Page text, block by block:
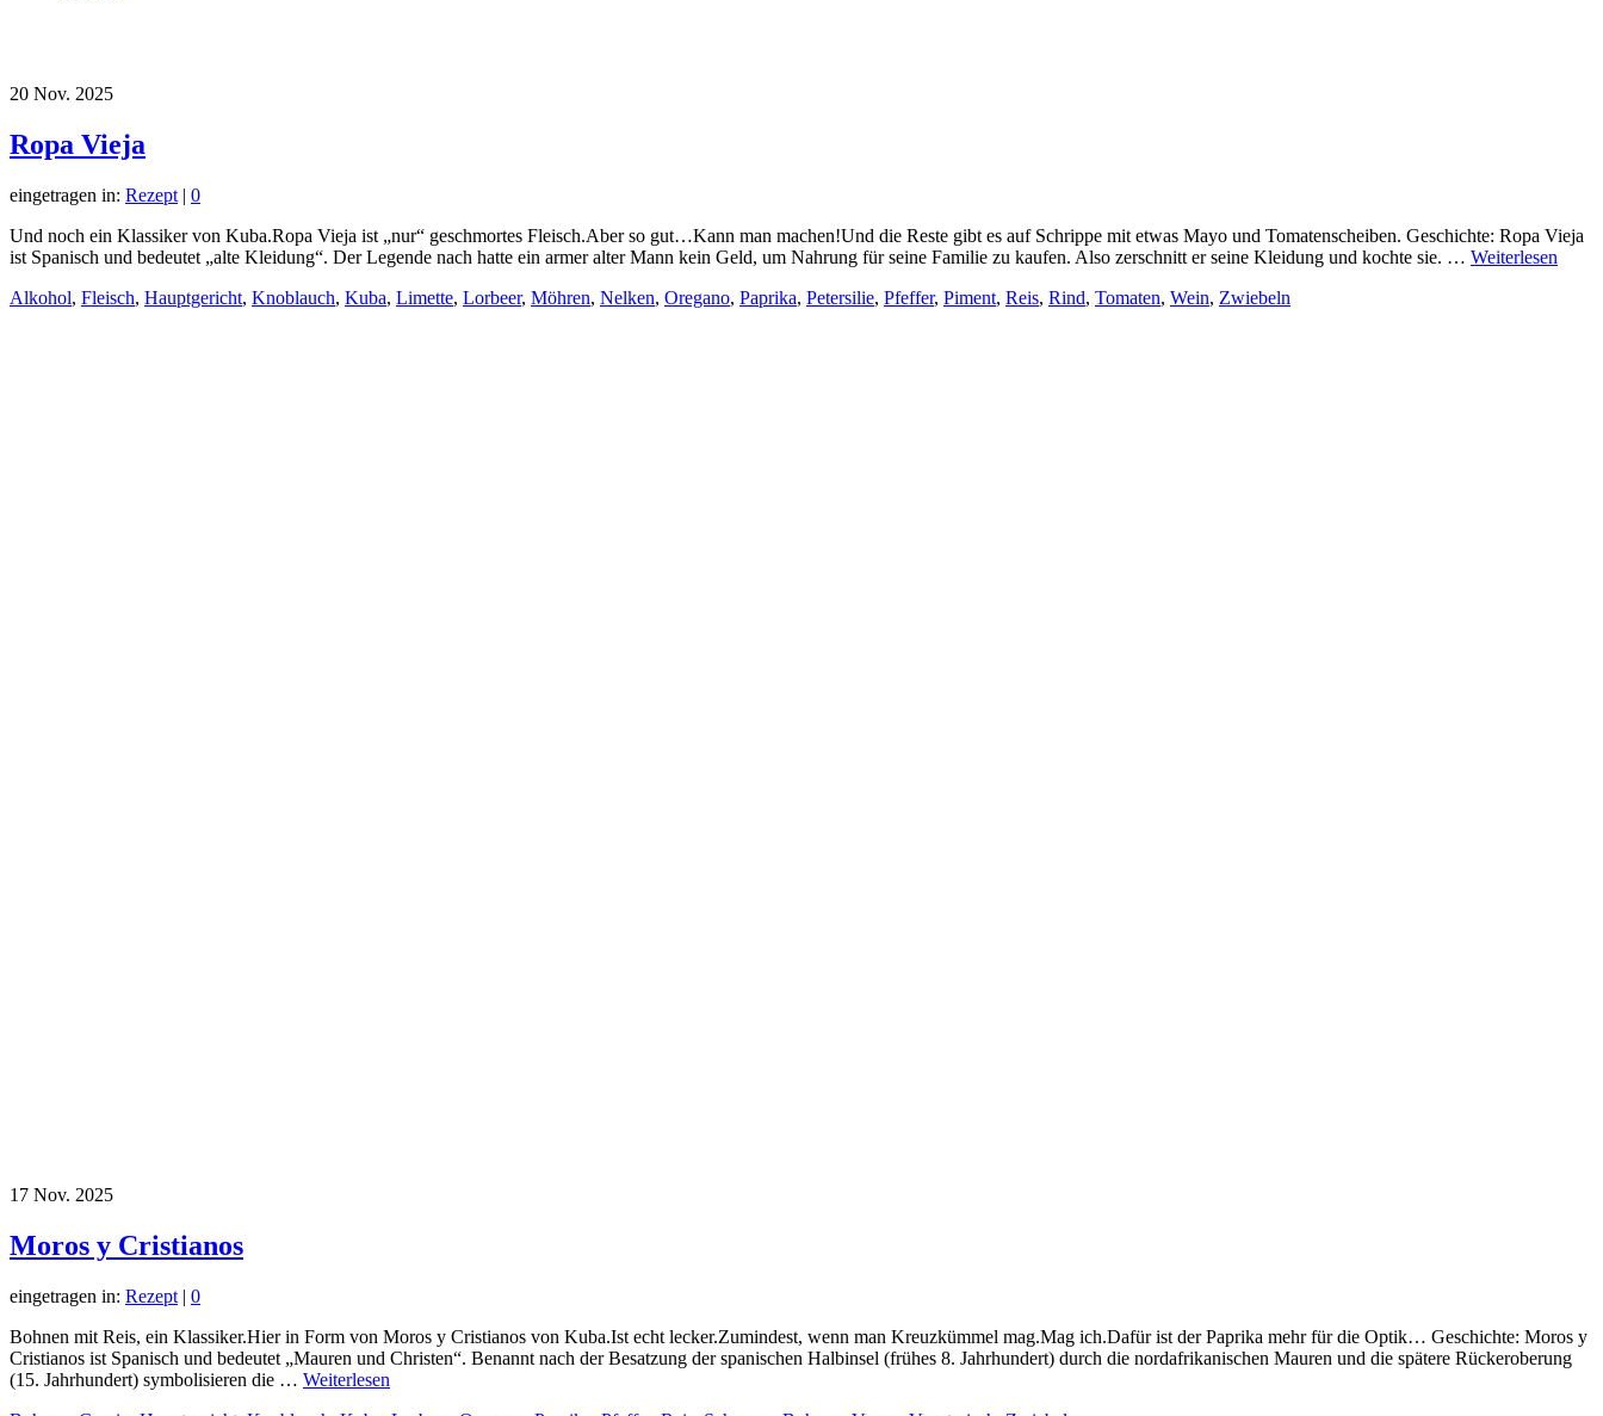
20 Nov. 2025
Ropa Vieja
eingetragen in: Rezept | 0
Und noch ein Klassiker von Kuba.Ropa Vieja ist „nur“ geschmortes Fleisch.Aber so gut…Kann man machen!Und die Reste gibt es auf Schrippe mit etwas Mayo und Tomatenscheiben. Geschichte: Ropa Vieja
ist Spanisch und bedeutet „alte Kleidung“. Der Legende nach hatte ein armer alter Mann kein Geld, um Nahrung für seine Familie zu kaufen. Also zerschnitt er seine Kleidung und kochte sie. … Weiterlesen
Alkohol, Fleisch, Hauptgericht, Knoblauch, Kuba, Limette, Lorbeer, Möhren, Nelken, Oregano, Paprika, Petersilie, Pfeffer, Piment, Reis, Rind, Tomaten, Wein, Zwiebeln
17 Nov. 2025
Moros y Cristianos
eingetragen in: Rezept | 0
Bohnen mit Reis, ein Klassiker.Hier in Form von Moros y Cristianos von Kuba.Ist echt lecker.Zumindest, wenn man Kreuzkümmel mag.Mag ich.Dafür ist der Paprika mehr für die Optik… Geschichte: Moros y
Cristianos ist Spanisch und bedeutet „Mauren und Christen“. Benannt nach der Besatzung der spanischen Halbinsel (frühes 8. Jahrhundert) durch die nordafrikanischen Mauren und die spätere Rückeroberung
(15. Jahrhundert) symbolisieren die … Weiterlesen